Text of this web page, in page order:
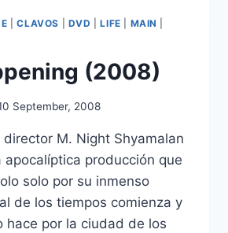
|CLAVOS DVD |LIFE MAIN
(2008)
September, 2008
director M. Night Shyamalan
apocalíptica producción que
solo por su inmenso
de los tiempos comienza y
hace por la ciudad de los